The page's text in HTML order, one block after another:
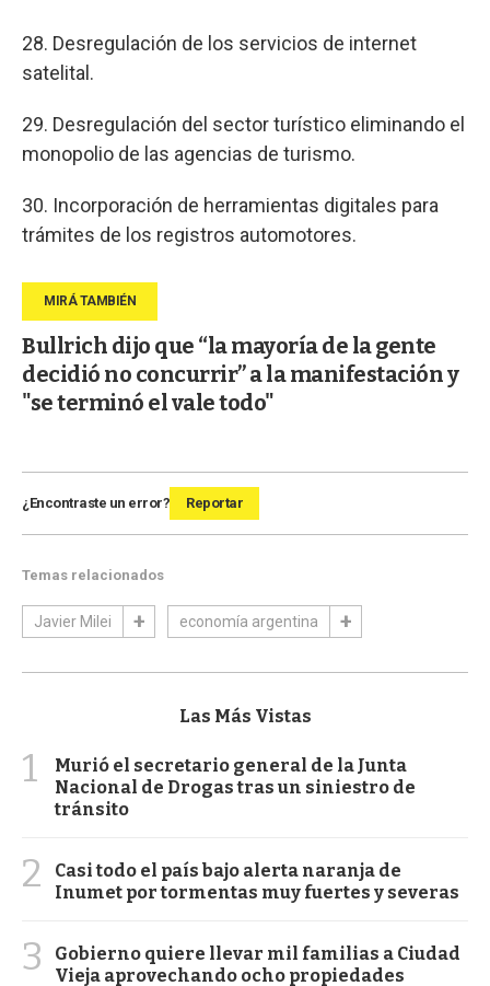
28. Desregulación de los servicios de internet
satelital.
29. Desregulación del sector turístico eliminando el
monopolio de las agencias de turismo.
30. Incorporación de herramientas digitales para
trámites de los registros automotores.
Bullrich dijo que “la mayoría de la gente
decidió no concurrir” a la manifestación y
"se terminó el vale todo"
¿Encontraste un error? Reportar
Temas relacionados
Javier Milei economía argentina
Las Más Vistas
1
Murió el secretario general de la Junta
Nacional de Drogas tras un siniestro de
tránsito
2
Casi todo el país bajo alerta naranja de
Inumet por tormentas muy fuertes y severas
3
Gobierno quiere llevar mil familias a Ciudad
Vieja aprovechando ocho propiedades